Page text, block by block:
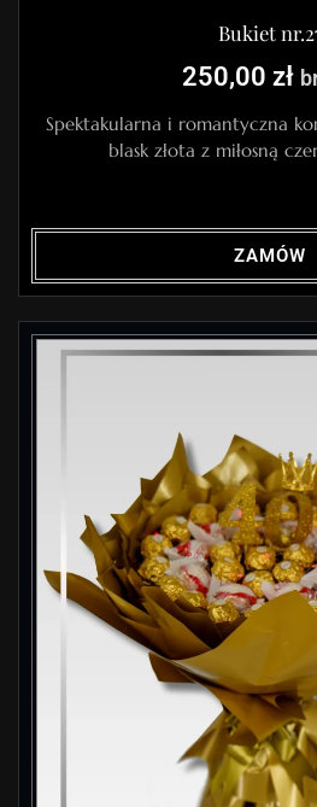
Bukiet
250,00 zł
Spektakularna i romantyczna
blask złota z miłosną
ZAMÓW